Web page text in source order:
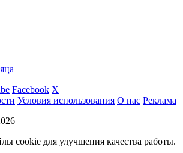
Facebook X
Условия использования О нас Реклама
cookie для улучшения качества работы.